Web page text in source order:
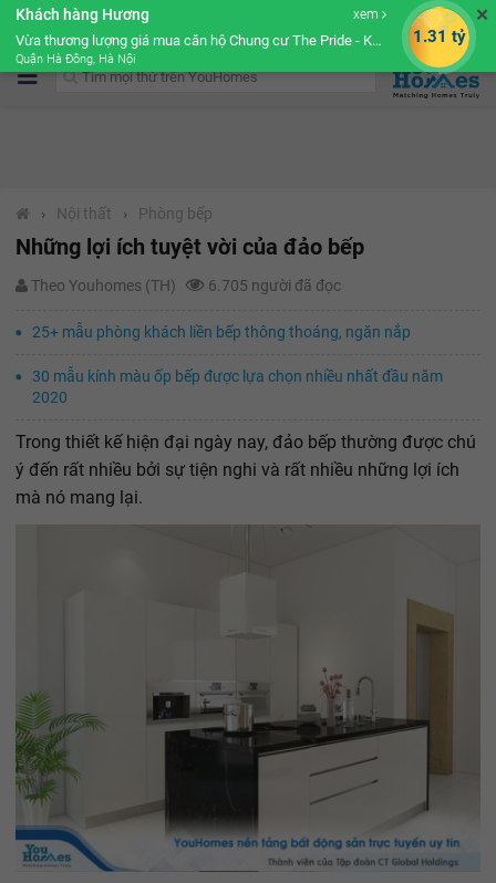
Cộng đồng Môi giới bPRO
› Nội thất › Phòng bếp
Những lợi ích tuyệt vời của đảo bếp
Theo Youhomes (TH) 6.705 người đã đọc
25+ mẫu phòng khách liền bếp thông thoáng, ngăn nắp
30 mẫu kính màu ốp bếp được lựa chọn nhiều nhất đầu năm
2020
Trong thiết kế hiện đại ngày nay, đảo bếp thường được chú
ý đến rất nhiều bởi sự tiện nghi và rất nhiều những lợi ích
mà nó mang lại.
✕
Khách hàng Hương xem
Vừa thương lượng giá mua căn hộ Chung cư The Pride - Khu đô thị Văn Khê
Quận Hà Đông, Hà Nội
1.31 tỷ